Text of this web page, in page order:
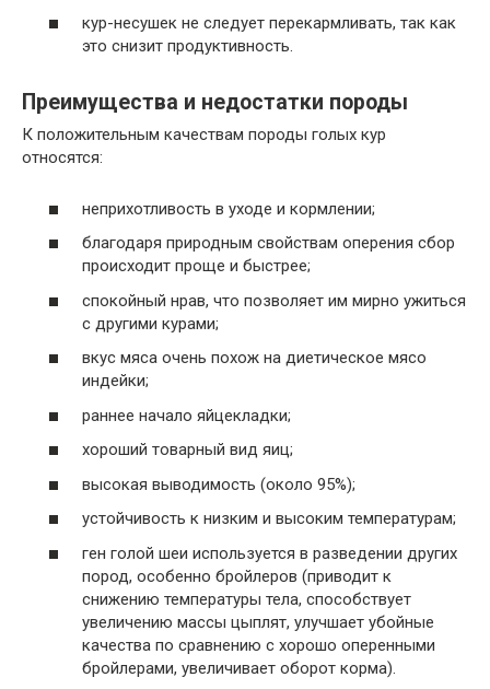
кур-несушек не следует перекармливать, так как
это снизит продуктивность.
Преимущества и недостатки породы
К положительным качествам породы голых кур
относятся:
неприхотливость в уходе и кормлении;
благодаря природным свойствам оперения сбор
происходит проще и быстрее;
спокойный нрав, что позволяет им мирно ужиться
с другими курами;
вкус мяса очень похож на диетическое мясо
индейки;
раннее начало яйцекладки;
хороший товарный вид яиц;
высокая выводимость (около 95%);
устойчивость к низким и высоким температурам;
ген голой шеи используется в разведении других
пород, особенно бройлеров (приводит к
снижению температуры тела, способствует
увеличению массы цыплят, улучшает убойные
качества по сравнению с хорошо оперенными
бройлерами, увеличивает оборот корма).